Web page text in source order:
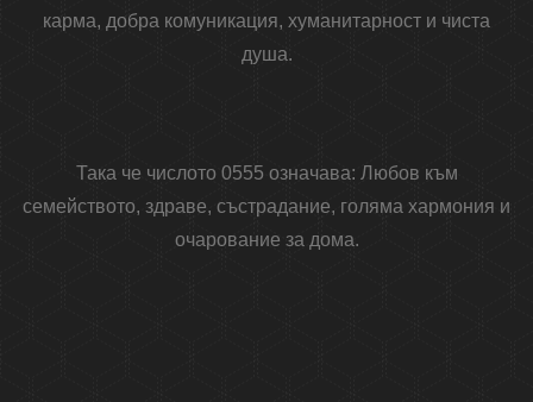
карма, добра комуникация, хуманитарност и чиста
душа.
Така че числото 0555 означава: Любов към
семейството, здраве, състрадание, голяма хармония и
очарование за дома.